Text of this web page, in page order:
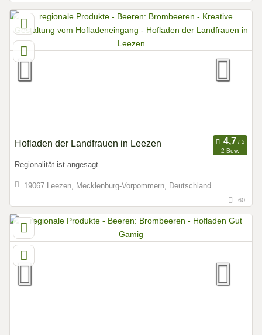
Hofladen der Landfrauen in Leezen
2 Bew.
Regionalität ist angesagt
19067 Leezen, Mecklenburg-Vorpommern, Deutschland
60